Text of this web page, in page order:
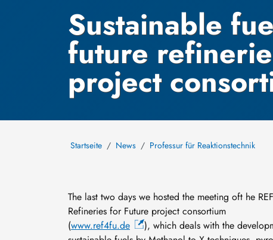
Sustainable
future
project
Startseite News Professur für Reaktionstechnik
The last two days we hosted the meeting oft he
Refineries for Future project consortium
(www.ref4fu.de
), which deals with the